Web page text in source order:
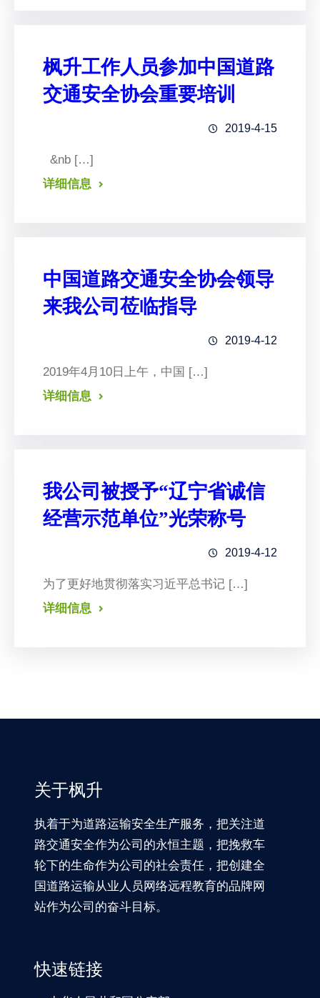
枫升工作人员参加中国道路
交通安全协会重要培训
2019-4-15
&nb […]
详细信息
中国道路交通安全协会领导
来我公司莅临指导
2019-4-12
2019年4月10日上午，中国 […]
详细信息
我公司被授予“辽宁省诚信
经营示范单位”光荣称号
2019-4-12
为了更好地贯彻落实习近平总书记 […]
详细信息
关于枫升
执着于为道路运输安全生产服务，把关注道
路交通安全作为公司的永恒主题，把挽救车
轮下的生命作为公司的社会责任，把创建全
国道路运输从业人员网络远程教育的品牌网
站作为公司的奋斗目标。
快速链接